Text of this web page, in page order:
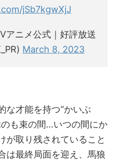
jSb7kgwXjJ
ニメ公式｜好評放送
March 8, 2023
な才能を持つ“かいぶ
も束の間…いつの間にか
が取り残されていること
は最終局面を迎え、馬狼